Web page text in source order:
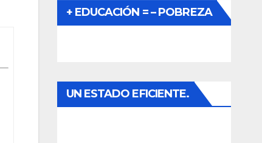
+ EDUCACIÓN = – POBREZA
UN ESTADO EFICIENTE.